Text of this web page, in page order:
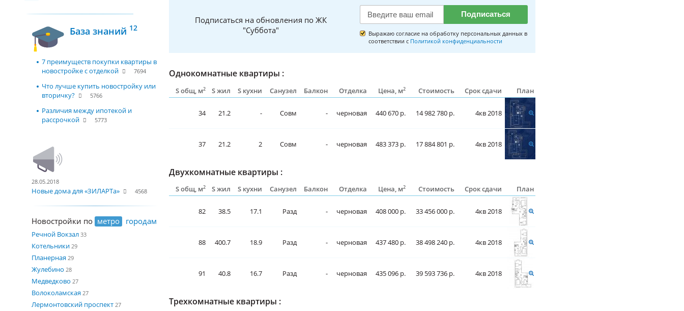
База знаний 12
7 преимуществ покупки квартиры в
новостройке с отделкой
7694
Что лучше купить новостройку или
вторичку?
5766
Различия между ипотекой и
рассрочкой
5773
28.05.2018
Новые дома для «ЗИЛАРТа» 4568
Новостройки по метро городам
Речной Вокзал 33
Котельники 29
Планерная 29
Жулебино 28
Медведково 27
Волоколамская 27
Лермонтовский проспект 27
Подписаться на обновления по ЖК
"Суббота"
Подписаться
Выражаю согласие на обработку персональных данных в
соответствии с Политикой конфиденциальности
Однокомнатные квартиры :
S общ, м2 S жил S кухни Санузел Балкон Отделка Цена, м2 Стоимость Срок сдачи План
34 21.2 - Совм - черновая 440 670 р. 14 982 780 р. 4кв 2018
37 21.2 2 Совм - черновая 483 373 р. 17 884 801 р. 4кв 2018
Двухкомнатные квартиры :
S общ, м2 S жил S кухни Санузел Балкон Отделка Цена, м2 Стоимость Срок сдачи План
82 38.5 17.1 Разд - черновая 408 000 р. 33 456 000 р. 4кв 2018
88 400.7 18.9 Разд - черновая 437 480 р. 38 498 240 р. 4кв 2018
91 40.8 16.7 Разд - черновая 435 096 р. 39 593 736 р. 4кв 2018
Трехкомнатные квартиры :